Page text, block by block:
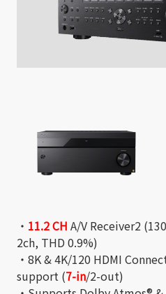
・ 11.2 CH A/V Receiver2
2ch, THD 0.9%)
・8K & 4K/120 HDMI
support (7-in/2-out)